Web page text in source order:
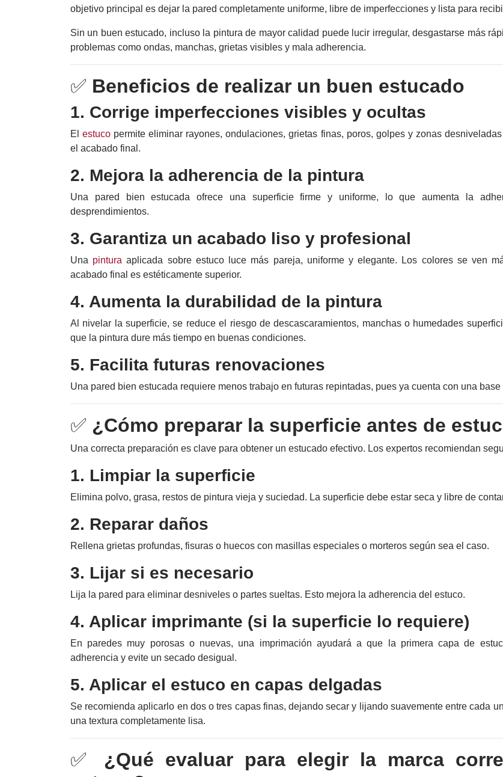
objetivo principal es dejar la pared completamente uniforme, libre de imperfecciones y lista para
Sin un buen estucado, incluso la pintura de mayor calidad puede lucir irregular, desgastarse más
problemas como ondas, manchas, grietas visibles y mala adherencia.
✅ Beneficios de realizar un buen estucado
1. Corrige imperfecciones visibles y ocultas
Elestuco permite eliminar rayones, ondulaciones, grietas finas, poros, golpes y zonas
el acabado final.
2. Mejora la adherencia de la pintura
Una pared bien estucada ofrece una superficie firme y uniforme, lo que aumenta la
desprendimientos.
3. Garantiza un acabado liso y profesional
Una pintura aplicada sobre estuco luce más pareja, uniforme y elegante. Los colores se ven
acabado final es estéticamente superior.
4. Aumenta la durabilidad de la pintura
Al nivelar la superficie, se reduce el riesgo de descascaramientos, manchas o humedades
que la pintura dure más tiempo en buenas condiciones.
5. Facilita futuras renovaciones
Una pared bien estucada requiere menos trabajo en futuras repintadas, pues ya cuenta con una base
✅ ¿Cómo preparar la superficie antes de
Una correcta preparación es clave para obtener un estucado efectivo. Los expertos recomiendan
1. Limpiar la superficie
Elimina polvo, grasa, restos de pintura vieja y suciedad. La superficie debe estar seca y libre de
2. Reparar daños
Rellena grietas profundas, fisuras o huecos con masillas especiales o morteros según sea el caso.
3. Lijar si es necesario
Lija la pared para eliminar desniveles o partes sueltas. Esto mejora la adherencia del estuco.
4. Aplicar imprimante (si la superficie lo requiere)
En paredes muy porosas o nuevas, una imprimación ayudará a que la primera capa de
adherencia y evite un secado desigual.
5. Aplicar el estuco en capas delgadas
Se recomienda aplicarlo en dos o tres capas finas, dejando secar y lijando suavemente entre cada
una textura completamente lisa.
✅ ¿Qué evaluar para elegir la marca